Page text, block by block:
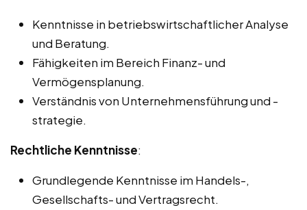
Kenntnisse in betriebswirtschaftlicher Analyse
und Beratung.
Fähigkeiten im Bereich Finanz- und
Vermögensplanung.
Verständnis von Unternehmensführung und -
strategie.
Rechtliche Kenntnisse:
Grundlegende Kenntnisse im Handels-,
Gesellschafts- und Vertragsrecht.